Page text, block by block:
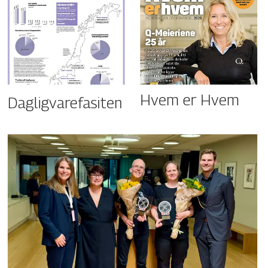
Dagligvarefasiten Hvem er Hvem